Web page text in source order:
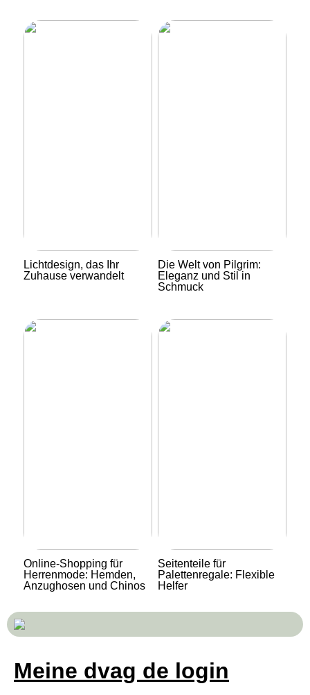
Lichtdesign, das Ihr
Zuhause verwandelt
Die Welt von Pilgrim:
Eleganz und Stil in
Schmuck
Online-Shopping für
Herrenmode: Hemden,
Anzughosen und Chinos
Seitenteile für
Palettenregale: Flexible
Helfer
Meine dvag de login